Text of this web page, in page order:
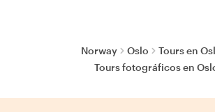
Norway Oslo
Tours en
Tours fotográficos en